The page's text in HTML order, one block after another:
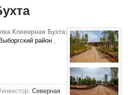
Клеверная Бухта:
Выборгский район ,
Северная